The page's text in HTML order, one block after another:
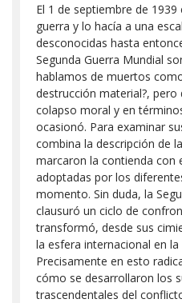
El 1 de septiembre de
guerra y lo hacía a una
desconocidas hasta
Segunda Guerra Mundial
hablamos de muertos
destrucción material?,
colapso moral y en
ocasionó. Para examinar
combina la descripción de
marcaron la contienda con
adoptadas por los
momento. Sin duda, la
clausuró un ciclo de
transformó, desde sus
la esfera internacional en
Precisamente en esto
cómo se desarrollaron los
trascendentales del